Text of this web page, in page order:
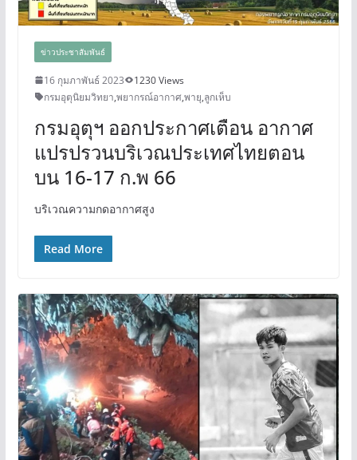
ข่าวประชาสัมพันธ์
16 กุมภาพันธ์ 2023
1230 Views
กรมอุตุนิยมวิทยา,พยากรณ์อากาศ,พายุ,ลูกเห็บ
กรมอุตุฯ ออกประกาศเตือน อากาศ
แปรปรวนบริเวณประเทศไทยตอน
บน 16-17 ก.พ 66
บริเวณความกดอากาศสูง
Read More